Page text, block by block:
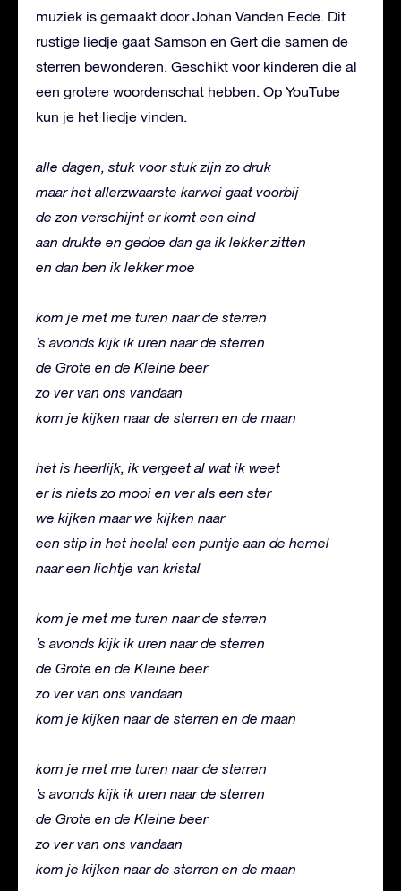
muziek is gemaakt door Johan Vanden Eede. Dit
rustige liedje gaat Samson en Gert die samen de
sterren bewonderen. Geschikt voor kinderen die al
een grotere woordenschat hebben. Op YouTube
kun je het liedje vinden.
alle dagen, stuk voor stuk zijn zo druk
maar het allerzwaarste karwei gaat voorbij
de zon verschijnt er komt een eind
aan drukte en gedoe dan ga ik lekker zitten
en dan ben ik lekker moe
kom je met me turen naar de sterren
’s avonds kijk ik uren naar de sterren
de Grote en de Kleine beer
zo ver van ons vandaan
kom je kijken naar de sterren en de maan
het is heerlijk, ik vergeet al wat ik weet
er is niets zo mooi en ver als een ster
we kijken maar we kijken naar
een stip in het heelal een puntje aan de hemel
naar een lichtje van kristal
kom je met me turen naar de sterren
’s avonds kijk ik uren naar de sterren
de Grote en de Kleine beer
zo ver van ons vandaan
kom je kijken naar de sterren en de maan
kom je met me turen naar de sterren
’s avonds kijk ik uren naar de sterren
de Grote en de Kleine beer
zo ver van ons vandaan
kom je kijken naar de sterren en de maan